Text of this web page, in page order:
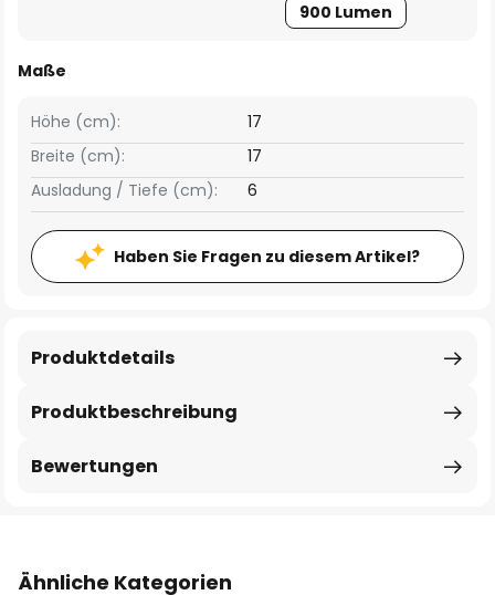
900 Lumen
Maße
Breite (cm): 17
Höhe (cm): 17
Ausladung / Tiefe (cm): 6
Haben Sie Fragen zu diesem Artikel?
Produktbeschreibung
Produktdetails
Bewertungen
Ähnliche Kategorien